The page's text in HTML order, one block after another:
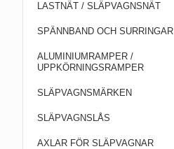
LASTNÄT / SLÄPVAGNSNÄT
SPÄNNBAND OCH SURRINGAR
ALUMINIUMRAMPER /
UPPKÖRNINGSRAMPER
SLÄPVAGNSMÄRKEN
SLÄPVAGNSLÅS
AXLAR FÖR SLÄPVAGNAR